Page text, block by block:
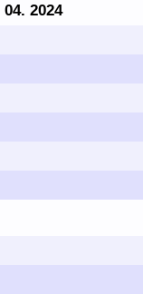
2024